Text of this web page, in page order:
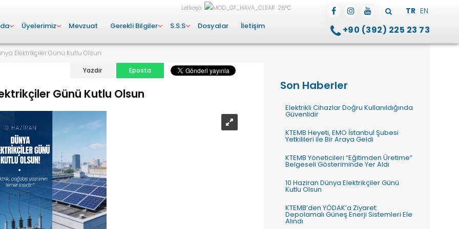
TR EN
Lefkoşa 26°C
+90 (392) 225 23 73
Üyelerimiz Mevzuat Gerekli Bilgiler S.S.S Dosyalar İletişim
Elektrikçiler Günü Kutlu Olsun
Yazdır Eposta
Günü Kutlu Olsun
Son Haberler
Elektrikli Cihazlar Doğru Kullanıldığında
Güvenlidir
KTEMB Heyeti, EMO İstanbul Şubesi
Yetkilileri ile Bir Araya Geldi
KTEMB Yöneticileri “Eğitimden Üretime”
Belgeseli Gösteriminde Yer Aldı
10 Haziran Dünya Elektrikçiler Günü
Kutlu Olsun
KTEMB’den YÖDAK’a Ziyaret:
Depolamalı Güneş Enerji Sistemleri Ele
Alındı